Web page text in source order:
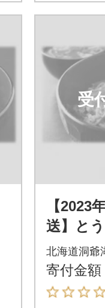
受
【2023
送】と
具
箱
北海道洞爺
寄付金額